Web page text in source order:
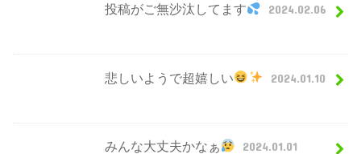
投稿がご無沙汰してます 2024.02.06
悲しいようで超嬉しい 2024.01.10
みんな大丈夫かなぁ 2024.01.01